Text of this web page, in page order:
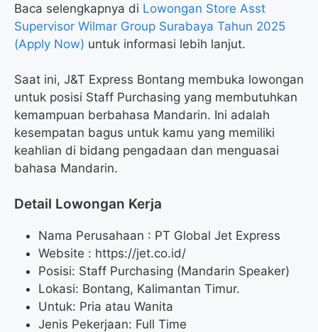
Baca selengkapnya di Lowongan Store Asst
Supervisor Wilmar Group Surabaya Tahun 2025
(Apply Now) untuk informasi lebih lanjut.
Saat ini, J&T Express Bontang membuka lowongan
untuk posisi Staff Purchasing yang membutuhkan
kemampuan berbahasa Mandarin. Ini adalah
kesempatan bagus untuk kamu yang memiliki
keahlian di bidang pengadaan dan menguasai
bahasa Mandarin.
Detail Lowongan Kerja
Nama Perusahaan : PT Global Jet Express
Website : https://jet.co.id/
Posisi: Staff Purchasing (Mandarin Speaker)
Lokasi: Bontang, Kalimantan Timur.
Untuk: Pria atau Wanita
Jenis Pekerjaan: Full Time